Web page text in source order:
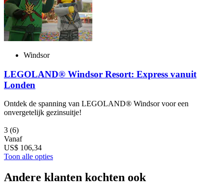
Windsor
LEGOLAND® Windsor Resort: Express vanuit
Londen
Ontdek de spanning van LEGOLAND® Windsor voor een
onvergetelijk gezinsuitje!
3 (6)
Vanaf
US$ 106,34
Toon alle opties
Andere klanten kochten ook